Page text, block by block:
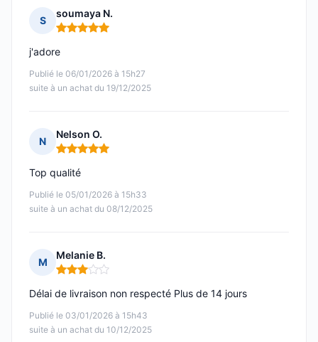
S
soumaya N.
Note : 5 sur 5
Publié le 06/01/2026 à 15h27
suite à un achat du 19/12/2025
j'adore
N
Nelson O.
Note : 5 sur 5
Publié le 05/01/2026 à 15h33
suite à un achat du 08/12/2025
Top qualité
M
Melanie B.
Note : 3 sur 5
Publié le 03/01/2026 à 15h43
suite à un achat du 10/12/2025
Délai de livraison non respecté Plus de 14 jours